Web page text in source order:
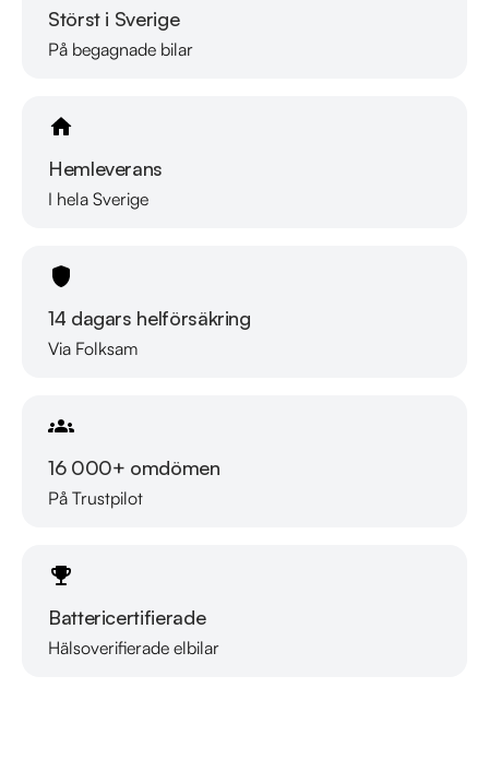
Störst i Sverige
På begagnade bilar
Hemleverans
I hela Sverige
14 dagars helförsäkring
Via Folksam
16 000+ omdömen
På Trustpilot
Battericertifierade
Hälsoverifierade elbilar
Läs mer om oss